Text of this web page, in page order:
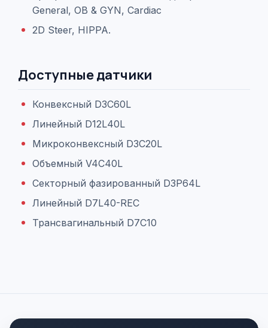
General, OB & GYN, Cardiac
2D Steer, HIPPA.
Доступные датчики
Конвексный D3C60L
Линейный D12L40L
Микроконвексный D3C20L
Объемный V4C40L
Секторный фазированный D3P64L
Линейный D7L40-REC
Трансвагинальный D7C10